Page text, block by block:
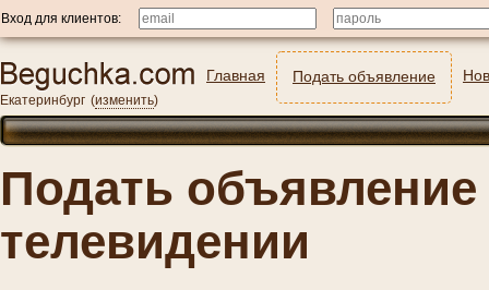
Вход для клиентов:
Екатеринбург (изменить)
Главная Подать объявление
Подать
телевидении